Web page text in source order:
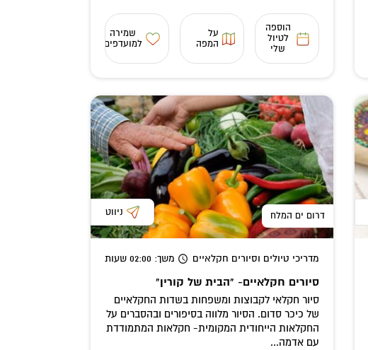
הוספה
לטיול
שלי
על
המפה
שמירה
למועדפים
דרום ים המלח ניווט
מדריכי טיולים וסיורים חקלאיים משך: 02:00 שעות
סיורים חקלאיים- "הבית של קורין"
סיור חקלאי לקבוצות ומשפחות בשדות החקלאיים
של כיכר סדום. הסיור מלווה בסיפורים ובהסברים על
החקלאות הייחודית המקומית- חקלאות המתמודדת
עם אדמה...